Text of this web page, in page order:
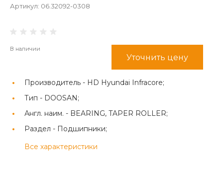
Артикул: 06.32092-0308
В наличии
Уточнить цену
Производитель - HD Hyundai Infracore;
Тип - DOOSAN;
Англ. наим. - BEARING, TAPER ROLLER;
Раздел - Подшипники;
Все характеристики